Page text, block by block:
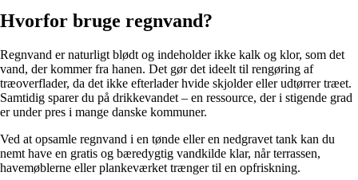
Hvorfor bruge regnvand?
Regnvand er naturligt blødt og indeholder ikke kalk og klor, som det
vand, der kommer fra hanen. Det gør det ideelt til rengøring af
træoverflader, da det ikke efterlader hvide skjolder eller udtørrer træet.
Samtidig sparer du på drikkevandet – en ressource, der i stigende grad
er under pres i mange danske kommuner.
Ved at opsamle regnvand i en tønde eller en nedgravet tank kan du
nemt have en gratis og bæredygtig vandkilde klar, når terrassen,
havemøblerne eller plankeværket trænger til en opfriskning.